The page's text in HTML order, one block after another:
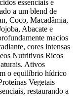
essenciais e
a um blend de
Coco, Macadâmia,
Abacate e
macios
cores intensas
Nutritivos Ricos
Ativos
o equilíbrio hídrico
Vegetais
restaurando a